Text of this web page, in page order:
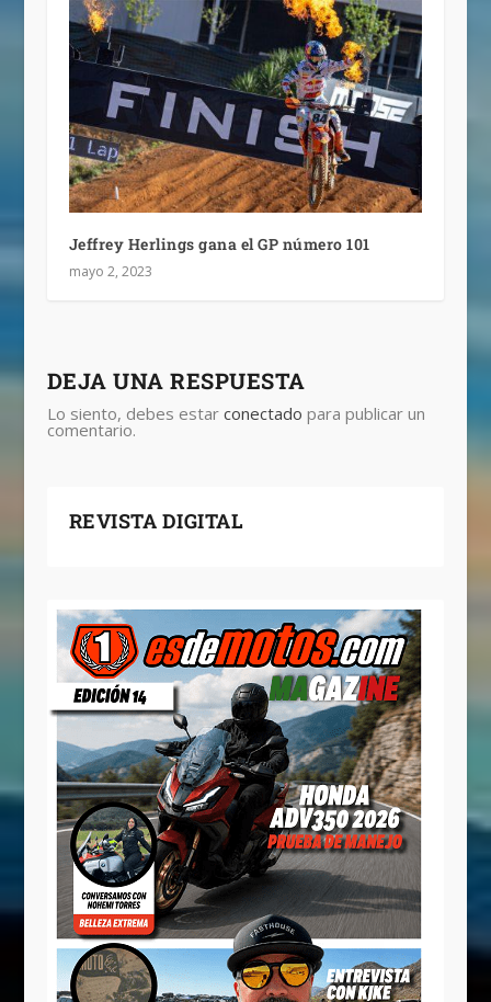
Jeffrey Herlings gana el GP número 101
mayo 2, 2023
DEJA UNA RESPUESTA
Lo siento, debes estar conectado para publicar un
comentario.
REVISTA DIGITAL